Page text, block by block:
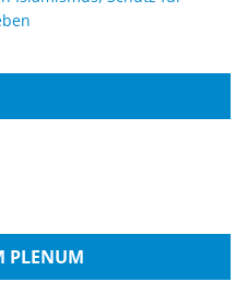
PLENUM